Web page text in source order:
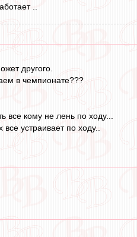
..
другого.
в чемпионате???
все кому не лень по ходу...
устраивает по ходу..